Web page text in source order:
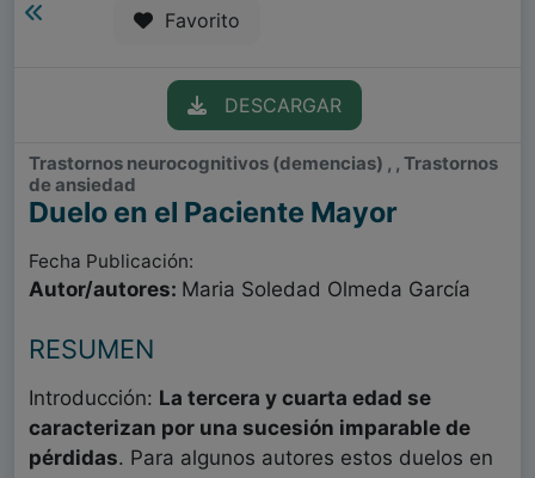
Favorito
DESCARGAR
Trastornos neurocognitivos (demencias) , , Trastornos
de ansiedad
Duelo en el Paciente Mayor
Fecha Publicación:
Autor/autores: Maria Soledad Olmeda García
RESUMEN
Introducción: La tercera y cuarta edad se
caracterizan por una sucesión imparable de
pérdidas. Para algunos autores estos duelos en